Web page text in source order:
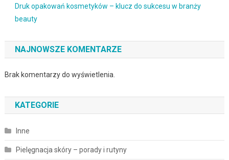
Druk opakowań kosmetyków – klucz do sukcesu w branży
beauty
NAJNOWSZE KOMENTARZE
Brak komentarzy do wyświetlenia.
KATEGORIE
Inne
Pielęgnacja skóry – porady i rutyny